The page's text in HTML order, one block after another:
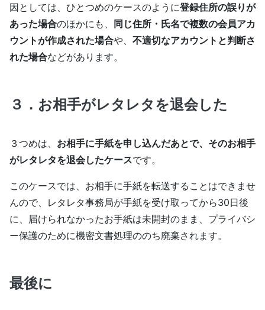
因としては、ひとつめのケースのように登録住所の誤りが
あった場合のほかにも、 同じ住所・氏名で複数の会員アカ
ウントが作成された場合や、 不適切なアカウントと判断さ
れた場合などがあります。
３．お相手がレタレタを退会した
３つめは、 お相手に手紙を申し込んだあとで、そのお相手
がレタレタを退会したケースです。
このケースでは、お相手に手紙を転送することはできませ
んので、レタレタ事務局が手紙を受け取ってから30日後
に、届けられなかったお手紙は未開封のまま、プライバシ
ー保護のために機密文書処理ののち廃棄されます。
最後に